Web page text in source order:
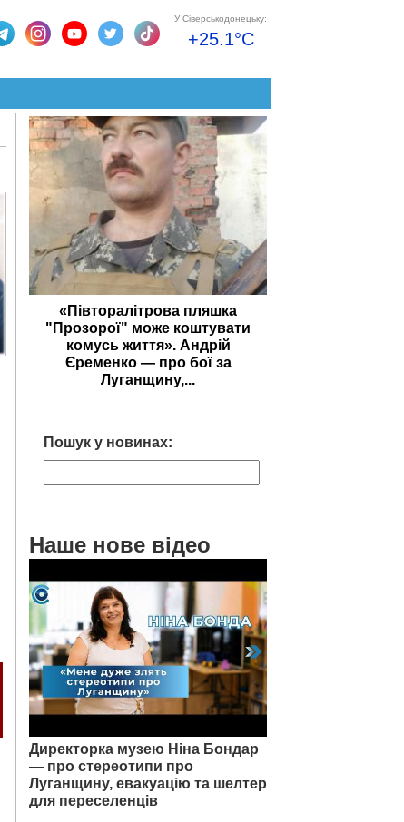
У Сіверськодонецьку:
+25.1°C
«Півторалітрова пляшка
"Прозорої" може коштувати
комусь життя». Андрій
Єременко — про бої за
Луганщину,...
Пошук у новинах:
Наше нове відео
Директорка музею Ніна Бондар
— про стереотипи про
Луганщину, евакуацію та шелтер
для переселенців